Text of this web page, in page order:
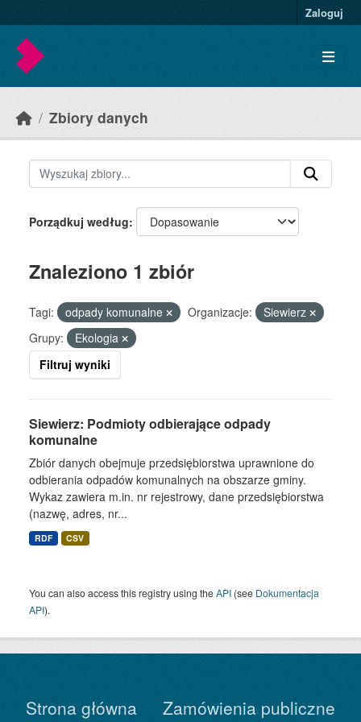
Zaloguj
Zbiory danych
Porządkuj według
Znaleziono 1 zbiór
Tagi: odpady komunalne Organizacje:
Siewierz
Grupy:
Ekologia
Filtruj wyniki
Siewierz: Podmioty odbierające odpady
komunalne
Zbiór danych obejmuje przedsiębiorstwa uprawnione do
odbierania odpadów komunalnych na obszarze gminy.
Wykaz zawiera m.in. nr rejestrowy, dane przedsiębiorstwa
(nazwę, adres, nr...
RDF CSV
You can also access this registry using theAPI (see Dokumentacja
API).
Strona główna Zamówienia publiczne